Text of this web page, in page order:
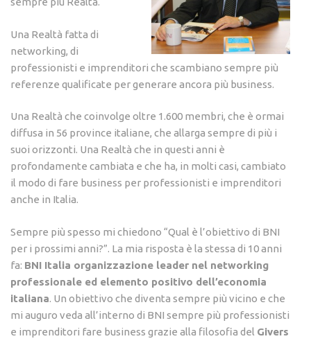
Una Realtà fatta di
networking, di
professionisti e imprenditori che scambiano sempre più
referenze qualificate per generare ancora più business.
Una Realtà che coinvolge oltre 1.600 membri, che è ormai
diffusa in 56 province italiane, che allarga sempre di più i
suoi orizzonti. Una Realtà che in questi anni è
profondamente cambiata e che ha, in molti casi, cambiato
il modo di fare business per professionisti e imprenditori
anche in Italia.
Sempre più spesso mi chiedono “Qual è l’obiettivo di BNI
per i prossimi anni?”. La mia risposta è la stessa di 10 anni
fa: BNI Italia organizzazione leader nel networking
professionale ed elemento positivo dell’economia
italiana. Un obiettivo che diventa sempre più vicino e che
mi auguro veda all’interno di BNI sempre più professionisti
e imprenditori fare business grazie alla filosofia del Givers